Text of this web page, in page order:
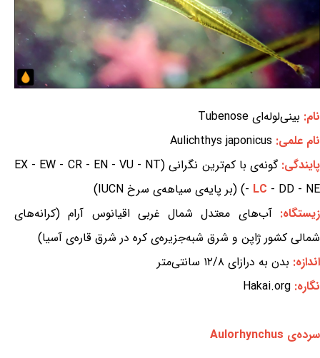
نام: بینی‌لوله‌ای Tubenose
نام علمی: Aulichthys japonicus
پایندگی:
گونه‌ی با کم‌ترین نگرانی (EX - EW - CR - EN - VU - NT
- LC - DD - NE) (بر پایه‌ی سیاهه‌ی سرخ IUCN)
زیستگاه:آب‌های معتدل شمال غربی اقیانوس آرام (کرانه‌های
شمالی کشور ژاپن و شرق شبه‌جزیره‌ی کره در شرق قاره‌ی آسیا)
اندازه: بدن به درازای ۱۲/۸ سانتی‌متر
نگاره: Hakai.org
سرده‌ی Aulorhynchus